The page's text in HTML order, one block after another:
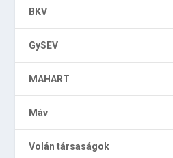
BKV
GySEV
MAHART
Máv
Volán társaságok